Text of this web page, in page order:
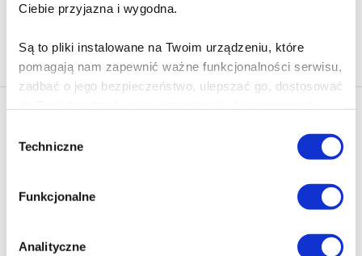
Ciebie przyjazna i wygodna.
Są to pliki instalowane na Twoim urządzeniu, które
pomagają nam zapewnić ważne funkcjonalności serwisu,
zadbać o jego bezpieczeństwo, ulepszać go, dostosować
Poza plikami, które są nam niezbędne do prawidłowego
i bezpiecznego działania serwisu - są także takie, które
wymagają Twojej zgody.
Każda udzielona zgoda poprawi Twoje doświadczenia
zgody
Techniczne
Funkcjonalne
Analityczne
Klikając ZAPISZ SIĘ, zgadzasz się na otrzymywanie informacji
marketingowych dotyczących virtualo.pl oraz partnerów biznesowych
Zgodę można wycofać w każdym czasie w sposób określony w
Polityce Prywatności
dokonanego przed jej wycofaniem.